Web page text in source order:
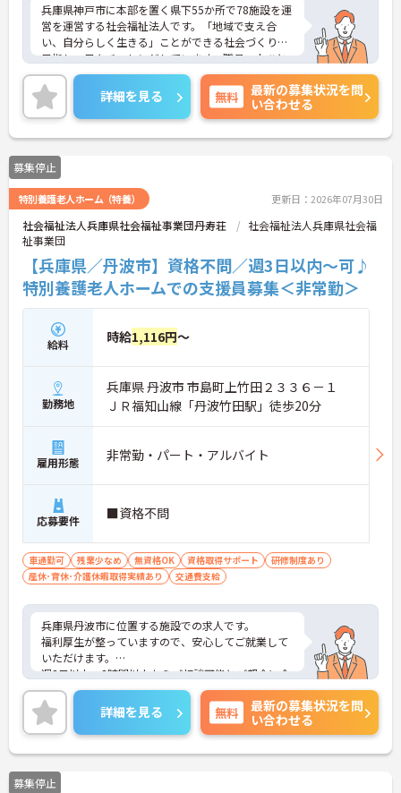
兵庫県神戸市に本部を置く県下55か所で78施設を運
営を運営する社会福祉法人です。「地域で支え合
い、自分らしく生きる」ことができる社会づくりを
目指し、日々チャレンジしています。職員一人ひと
りも職員が、その能力を発揮できるような職場環境
づくりにも注力し、研修や自己研鑽のバックアップ
を整え、また職種の垣根を超えたチームワークを大
切に活気ある職場づくりを行なっています。ご興味
のある方には、面接対策ポイントなど、さらに詳細
をお話ししますのでお気軽にご相談ください！
詳細を見る 無料
最新の募集状況を問
い合わせる
募集停止
特別養護老人ホーム（特養） 更新日：2026年07月30日
社会福祉法人兵庫県社会福祉事業団丹寿荘
社会福祉法人兵庫県社会福
祉事業団
【兵庫県／丹波市】資格不問／週3日以内～可♪
特別養護老人ホームでの支援員募集＜非常勤＞
給料 時給1,116円～
勤務地
兵庫県 丹波市 市島町上竹田２３３６－１
ＪＲ福知山線「丹波竹田駅」徒歩20分
雇用形態 非常勤・パート・アルバイト
応募要件 ■資格不問
車通勤可 残業少なめ 無資格OK 資格取得サポート
研修制度あり
産休･育休･介護休暇取得実績あり
交通費支給
兵庫県丹波市に位置する施設での求人です。
福利厚生が整っていますので、安心してご就業して
いただけます。
週3日以内・3時間以上からご相談可能とご都合に合
わせた働き方が出来ます！
ご興味のある方には、面接対策ポイントなど、さら
に詳細をお話しいたしますので、お気軽にご相談く
ださい。
詳細を見る 無料
最新の募集状況を問
い合わせる
募集停止